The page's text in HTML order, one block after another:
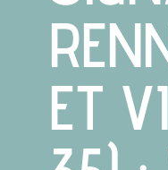
ET